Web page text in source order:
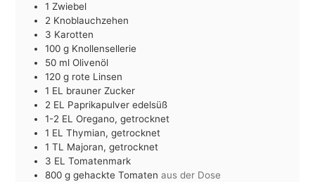
1 Zwiebel
2 Knoblauchzehen
3 Karotten
100 g Knollensellerie
50 ml Olivenöl
120 g rote Linsen
1 EL brauner Zucker
2 EL Paprikapulver edelsüß
1-2 EL Oregano, getrocknet
1 EL Thymian, getrocknet
1 TL Majoran, getrocknet
3 EL Tomatenmark
800 g gehackte Tomaten aus der Dose